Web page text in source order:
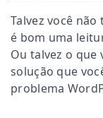
Talvez você
é bom uma
Ou talvez o que
solução que
problema